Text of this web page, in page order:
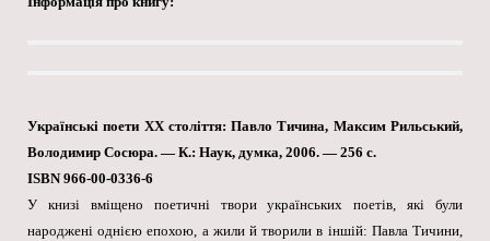
Українські поети XX століття: Павло Тичина, Максим Рильський,
Володимир Сосюра. — К.: Наук, думка, 2006. — 256 с.
ISBN 966-00-0336-6
У книзі вміщено поетичні твори українських поетів, які були
народжені однією епохою, а жили й творили в іншій: Павла Тичини,